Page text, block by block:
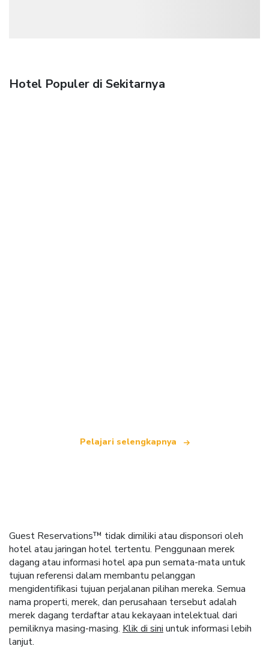
Hotel Populer di Sekitarnya
Pelajari selengkapnya
Guest Reservations™ tidak dimiliki atau disponsori oleh
hotel atau jaringan hotel tertentu. Penggunaan merek
dagang atau informasi hotel apa pun semata-mata untuk
tujuan referensi dalam membantu pelanggan
mengidentifikasi tujuan perjalanan pilihan mereka. Semua
nama properti, merek, dan perusahaan tersebut adalah
merek dagang terdaftar atau kekayaan intelektual dari
pemiliknya masing-masing. Klik di sini untuk informasi lebih
lanjut.